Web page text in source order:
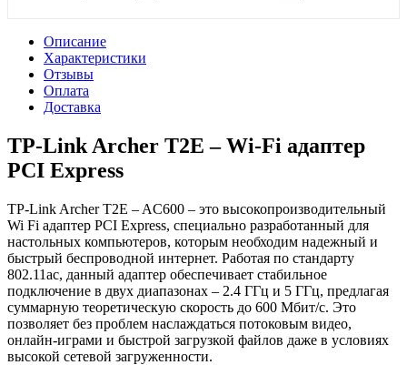
Описание
Характеристики
Отзывы
Оплата
Доставка
TP-Link Archer T2E – Wi-Fi адаптер
PCI Express
TP-Link Archer T2E – AC600 – это высокопроизводительный
Wi Fi адаптер PCI Express, специально разработанный для
настольных компьютеров, которым необходим надежный и
быстрый беспроводной интернет. Работая по стандарту
802.11ac, данный адаптер обеспечивает стабильное
подключение в двух диапазонах – 2.4 ГГц и 5 ГГц, предлагая
суммарную теоретическую скорость до 600 Мбит/с. Это
позволяет без проблем наслаждаться потоковым видео,
онлайн-играми и быстрой загрузкой файлов даже в условиях
высокой сетевой загруженности.